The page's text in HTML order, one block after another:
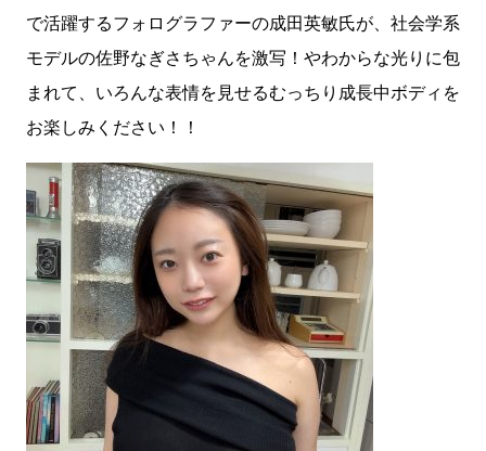
で活躍するフォログラファーの成田英敏氏が、社会学系
モデルの佐野なぎさちゃんを激写！やわからな光りに包
まれて、いろんな表情を見せるむっちり成長中ボディを
お楽しみください！！